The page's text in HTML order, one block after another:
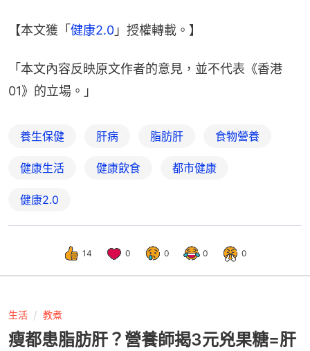
【本文獲「 健康2.0 」授權轉載。】
「本文內容反映原文作者的意見，並不代表《香港
01》的立場。」
養生保健 肝病 脂肪肝 食物營養
健康生活 健康飲食 都市健康
健康2.0
14 0 0 0 0
生活 教煮
瘦都患脂肪肝？營養師揭3元兇果糖=肝